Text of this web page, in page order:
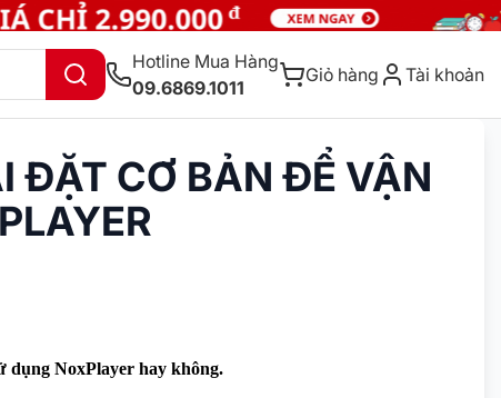
Hotline Mua Hàng
09.6869.1011
Giỏ hàng Tài khoản
ĐẶT CƠ BẢN ĐỂ VẬN
dụng NoxPlayer hay không.